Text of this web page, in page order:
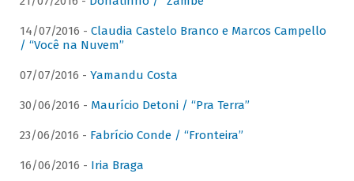
14/07/2016 - Claudia Castelo Branco e Marcos Campello
/ “Você na Nuvem”
07/07/2016 - Yamandu Costa
30/06/2016 - Maurício Detoni / “Pra Terra”
23/06/2016 - Fabrício Conde / “Fronteira”
16/06/2016 - Iria Braga